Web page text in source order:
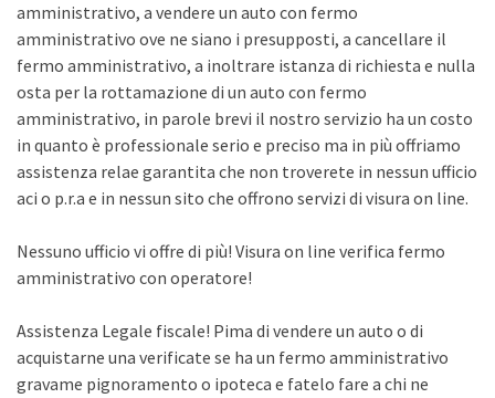
amministrativo, a vendere un auto con fermo
amministrativo ove ne siano i presupposti, a cancellare il
fermo amministrativo, a inoltrare istanza di richiesta e nulla
osta per la rottamazione di un auto con fermo
amministrativo, in parole brevi il nostro servizio ha un costo
in quanto è professionale serio e preciso ma in più offriamo
assistenza relae garantita che non troverete in nessun ufficio
aci o p.r.a e in nessun sito che offrono servizi di visura on line.
Nessuno ufficio vi offre di più! Visura on line verifica fermo
amministrativo con operatore!
Assistenza Legale fiscale! Pima di vendere un auto o di
acquistarne una verificate se ha un fermo amministrativo
gravame pignoramento o ipoteca e fatelo fare a chi ne